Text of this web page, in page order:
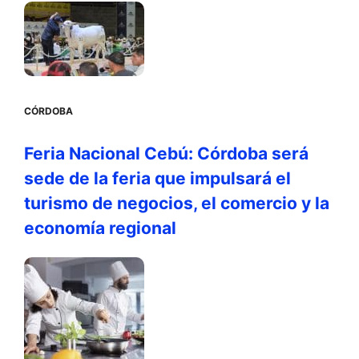
CÓRDOBA
Feria Nacional Cebú: Córdoba será
sede de la feria que impulsará el
turismo de negocios, el comercio y la
economía regional